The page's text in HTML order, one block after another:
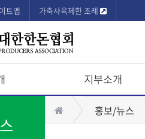
트맵 가축사육제한 조례
지부소개
홍보/뉴스